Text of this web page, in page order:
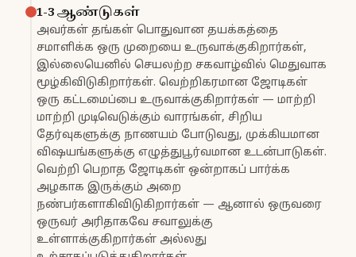
1-3 ஆண்டுகள்
அவர்கள் தங்கள் பொதுவான தயக்கத்தை
சமாளிக்க ஒரு முறையை உருவாக்குகிறார்கள்,
இல்லையெனில் செயலற்ற சகவாழ்வில் மெதுவாக
மூழ்கிவிடுகிறார்கள். வெற்றிகரமான ஜோடிகள்
ஒரு கட்டமைப்பை உருவாக்குகிறார்கள் — மாற்றி
மாற்றி முடிவெடுக்கும் வாரங்கள், சிறிய
தேர்வுகளுக்கு நாணயம் போடுவது, முக்கியமான
விஷயங்களுக்கு எழுத்துபூர்வமான உடன்பாடுகள்.
வெற்றி பெறாத ஜோடிகள் ஒன்றாகப் பார்க்க
அழகாக இருக்கும் அறை
நண்பர்களாகிவிடுகிறார்கள் — ஆனால் ஒருவரை
ஒருவர் அரிதாகவே சவாலுக்கு
உள்ளாக்குகிறார்கள் அல்லது